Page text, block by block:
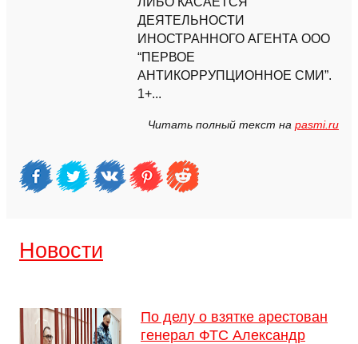
ДЕЯТЕЛЬНОСТИ
ИНОСТРАННОГО АГЕНТА ООО
“ПЕРВОЕ
АНТИКОРРУПЦИОННОЕ СМИ”.
1+...
Читать полный текст на pasmi.ru
Новости
По делу о взятке арестован
генерал ФТС Александр